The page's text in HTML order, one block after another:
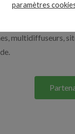
multidiffuseurs,
paramètres